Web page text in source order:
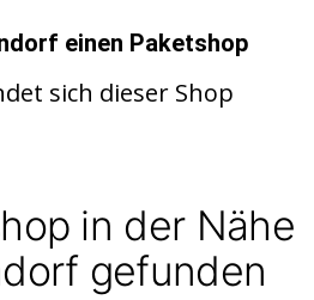
einen Paketshop
sich dieser Shop
in der Nähe
gefunden